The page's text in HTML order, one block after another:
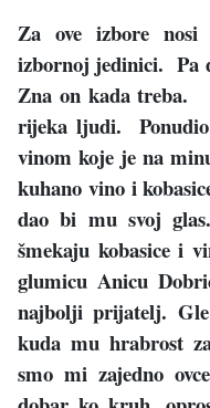
Za ove izbore
izbornoj jedinici. Pa
Zna on kada treba.
rijeka ljudi.
vinom koje je na
kuhano vino i
dao bi mu svoj
šmekaju kobasice i
glumicu Anicu
najbolji prijatelj.
kuda mu hrabrost
smo mi zajedno